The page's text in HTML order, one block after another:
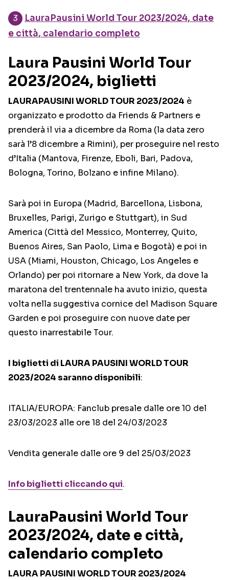
LauraPausini World Tour 2023/2024, date
e città, calendario completo
Laura Pausini World Tour
2023/2024, biglietti
LAURAPAUSINI WORLD TOUR 2023/2024 è
organizzato e prodotto da Friends & Partners e
prenderà il via a dicembre da Roma (la data zero
sarà l’8 dicembre a Rimini), per proseguire nel resto
d’Italia (Mantova, Firenze, Eboli, Bari, Padova,
Bologna, Torino, Bolzano e infine Milano).
Sarà poi in Europa (Madrid, Barcellona, Lisbona,
Bruxelles, Parigi, Zurigo e Stuttgart), in Sud
America (Città del Messico, Monterrey, Quito,
Buenos Aires, San Paolo, Lima e Bogotà) e poi in
USA (Miami, Houston, Chicago, Los Angeles e
Orlando) per poi ritornare a New York, da dove la
maratona del trentennale ha avuto inizio, questa
volta nella suggestiva cornice del Madison Square
Garden e poi proseguire con nuove date per
questo inarrestabile Tour.
I biglietti di LAURA PAUSINI WORLD TOUR
2023/2024 saranno disponibili:
ITALIA/EUROPA: Fanclub presale dalle ore 10 del
23/03/2023 alle ore 18 del 24/03/2023
Vendita generale dalle ore 9 del 25/03/2023
Info biglietti cliccando qui.
LauraPausini World Tour
2023/2024, date e città,
calendario completo
LAURA PAUSINI WORLD TOUR 2023/2024